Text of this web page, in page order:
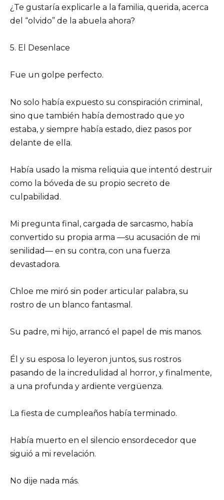
¿Te gustaría explicarle a la familia, querida, acerca
del “olvido” de la abuela ahora?
5. El Desenlace
Fue un golpe perfecto.
No solo había expuesto su conspiración criminal,
sino que también había demostrado que yo
estaba, y siempre había estado, diez pasos por
delante de ella.
Había usado la misma reliquia que intentó destruir
como la bóveda de su propio secreto de
culpabilidad.
Mi pregunta final, cargada de sarcasmo, había
convertido su propia arma —su acusación de mi
senilidad— en su contra, con una fuerza
devastadora.
Chloe me miró sin poder articular palabra, su
rostro de un blanco fantasmal.
Su padre, mi hijo, arrancó el papel de mis manos.
Él y su esposa lo leyeron juntos, sus rostros
pasando de la incredulidad al horror, y finalmente,
a una profunda y ardiente vergüenza.
La fiesta de cumpleaños había terminado.
Había muerto en el silencio ensordecedor que
siguió a mi revelación.
No dije nada más.